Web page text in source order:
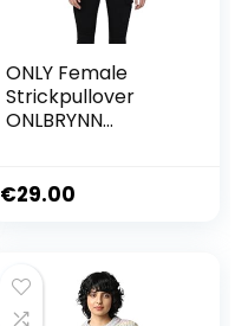
ONLY Female
Strickpullover
ONLBRYNN
€29.00